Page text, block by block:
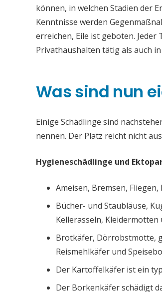
können, in welchen Stadien der
Kenntnisse werden
erreichen, Eile ist geboten.
Privathaushalten tätig als auch
Was sind nun
Einige Schädlinge sind
nennen. Der Platz reicht nicht
Hygieneschädlinge und
Ameisen, Bremsen,
Bücher- und Staubläuse,
Kellerasseln,
Brotkäfer, Dörrobstmotte,
Reismehlkäfer und
Der Kartoffelkäfer ist ein
Der Borkenkäfer schädigt